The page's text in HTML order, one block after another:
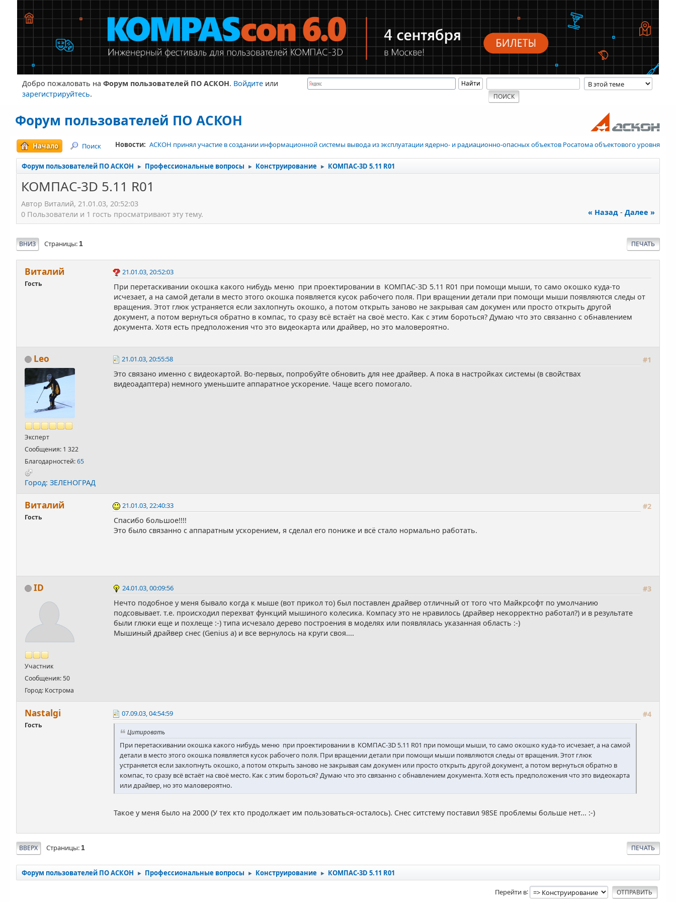
Добро пожаловать на Форум пользователей ПО АСКОН. Войдитеили
зарегистрируйтесь.
Форум пользователей ПО АСКОН
Новости: АСКОН принял участие в создании информационной системы вывода из эксплуатации ядерно- и радиационно-опасных объектов Росатома объектового уровня
Начало Поиск
Форум пользователей ПО АСКОН ► Профессиональные вопросы ► Конструирование ► КОМПАС-3D 5.11 R01
КОМПАС-3D 5.11 R01
Автор Виталий, 21.01.03, 20:52:03
« Назад- Далее »
0 Пользователи и 1 гость просматривают эту тему.
ПЕЧАТЬ
ВНИЗ Страницы 1
Виталий
Гость
21.01.03, 20:52:03
При перетаскивании окошка какого нибудь меню при проектировании в КОМПАС-3D 5.11 R01 при помощи мыши, то само окошко куда-то
исчезает, а на самой детали в место этого окошка появляется кусок рабочего поля. При вращении детали при помощи мыши появляются следы от
вращения. Этот глюк устраняется если захлопнуть окошко, а потом открыть заново не закрывая сам докумен или просто открыть другой
документ, а потом вернуться обратно в компас, то сразу всё встаёт на своё место. Как с этим бороться? Думаю что это связанно с обнавлением
документа. Хотя есть предположения что это видеокарта или драйвер, но это маловероятно.
Leo
Эксперт
Сообщения: 1 322
Благодарностей:65
Город: ЗЕЛЕНОГРАД
#1
21.01.03, 20:55:58
Это связано именно с видеокартой. Во-первых, попробуйте обновить для нее драйвер. А пока в настройках системы (в свойствах
видеоадаптера) немного уменьшите аппаратное ускорение. Чаще всего помогало.
Виталий
Гость
#2
21.01.03, 22:40:33
Спасибо большое!!!!
Это было связанно с аппаратным ускорением, я сделал его пониже и всё стало нормально работать.
ID
Участник
Сообщения: 50
Город: Кострома
#3
24.01.03, 00:09:56
Нечто подобное у меня бывало когда к мыше (вот прикол то) был поставлен драйвер отличный от того что Майкрсофт по умолчанию
подсовывает. т.е. происходил перехват функций мышиного колесика. Компасу это не нравилось (драйвер некорректно работал?) и в результате
были глюки еще и похлеще :-) типа исчезало дерево построения в моделях или появлялась указанная область :-)
Мышиный драйвер снес (Genius a) и все вернулось на круги своя....
Nastalgi
Гость
#4
07.09.03, 04:54:59
Цитировать
При перетаскивании окошка какого нибудь меню при проектировании в КОМПАС-3D 5.11 R01 при помощи мыши, то само окошко куда-то исчезает, а на самой
детали в место этого окошка появляется кусок рабочего поля. При вращении детали при помощи мыши появляются следы от вращения. Этот глюк
устраняется если захлопнуть окошко, а потом открыть заново не закрывая сам докумен или просто открыть другой документ, а потом вернуться обратно в
компас, то сразу всё встаёт на своё место. Как с этим бороться? Думаю что это связанно с обнавлением документа. Хотя есть предположения что это видеокарта
или драйвер, но это маловероятно.
Такое у меня было на 2000 (У тех кто продолжает им пользоваться-осталось). Снес ситстему поставил 98SE проблемы больше нет... :-)
ПЕЧАТЬ
ВВЕРХ Страницы 1
Форум пользователей ПО АСКОН ► Профессиональные вопросы ► Конструирование ► КОМПАС-3D 5.11 R01
Перейти в